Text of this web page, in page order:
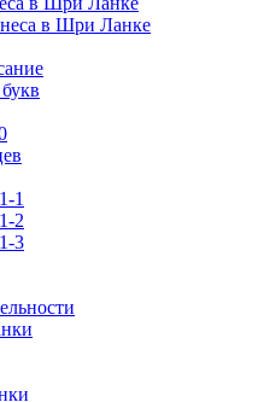
в Шри Ланке
1
2
3